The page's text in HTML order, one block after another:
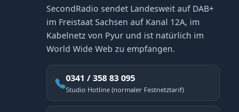
SecondRadio sendet Landesweit auf DAB+
im Freistaat Sachsen auf Kanal 12A, im
Kabelnetz von Pyur und ist natürlich im
World Wide Web zu empfangen.
0341 / 358 83 095
Studio Hotline (normaler Festnetztarif)